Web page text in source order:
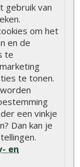
gebruik van
om het
en de
te
te tonen.
een vinkje
Dan kan je
en
en